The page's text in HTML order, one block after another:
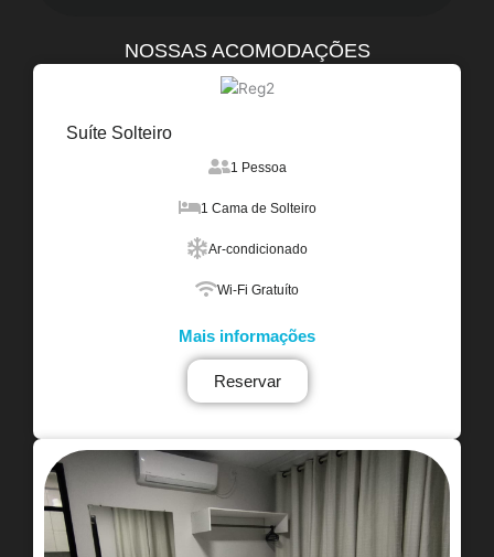
NOSSAS ACOMODAÇÕES
Suíte Solteiro
1 Pessoa
1 Cama de Solteiro
Ar-condicionado
Wi-Fi Gratuíto
Mais informações
Reservar